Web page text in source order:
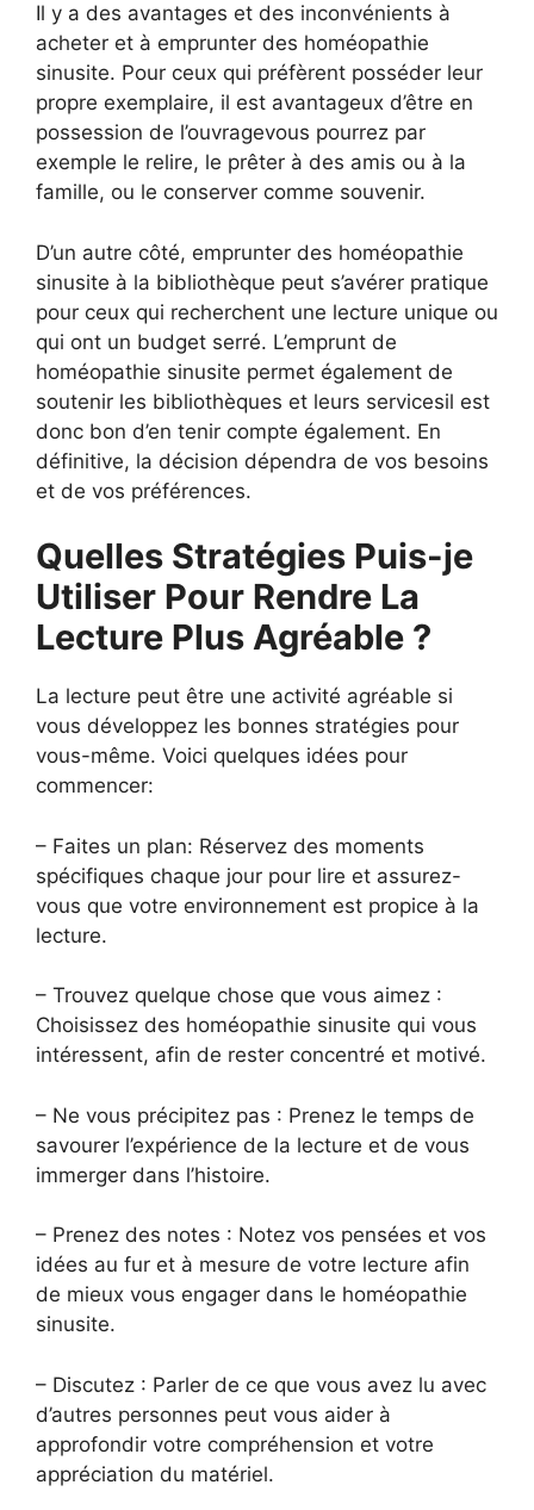
Il y a des avantages et des inconvénients à
acheter et à emprunter des homéopathie
sinusite. Pour ceux qui préfèrent posséder leur
propre exemplaire, il est avantageux d’être en
possession de l’ouvragevous pourrez par
exemple le relire, le prêter à des amis ou à la
famille, ou le conserver comme souvenir.
D’un autre côté, emprunter des homéopathie
sinusite à la bibliothèque peut s’avérer pratique
pour ceux qui recherchent une lecture unique ou
qui ont un budget serré. L’emprunt de
homéopathie sinusite permet également de
soutenir les bibliothèques et leurs servicesil est
donc bon d’en tenir compte également. En
définitive, la décision dépendra de vos besoins
et de vos préférences.
Quelles Stratégies Puis-je
Utiliser Pour Rendre La
Lecture Plus Agréable ?
La lecture peut être une activité agréable si
vous développez les bonnes stratégies pour
vous-même. Voici quelques idées pour
commencer:
– Faites un plan: Réservez des moments
spécifiques chaque jour pour lire et assurez-
vous que votre environnement est propice à la
lecture.
– Trouvez quelque chose que vous aimez :
Choisissez des homéopathie sinusite qui vous
intéressent, afin de rester concentré et motivé.
– Ne vous précipitez pas : Prenez le temps de
savourer l’expérience de la lecture et de vous
immerger dans l’histoire.
– Prenez des notes : Notez vos pensées et vos
idées au fur et à mesure de votre lecture afin
de mieux vous engager dans le homéopathie
sinusite.
– Discutez : Parler de ce que vous avez lu avec
d’autres personnes peut vous aider à
approfondir votre compréhension et votre
appréciation du matériel.